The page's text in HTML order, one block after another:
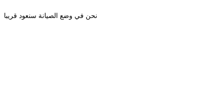
نحن في وضع الصيانة سنعود قريبا